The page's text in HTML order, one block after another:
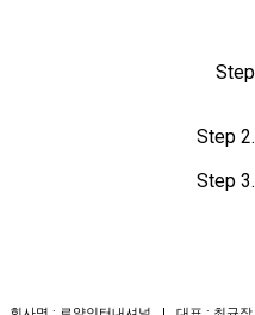
Step
Step